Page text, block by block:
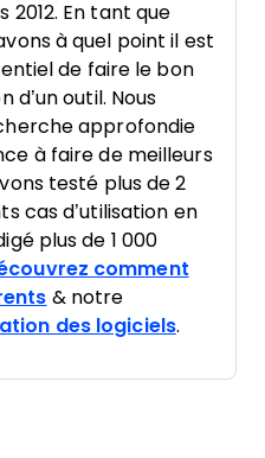
2012. En tant que
à quel point il est
de faire le bon
d’un outil. Nous
approfondie
à faire de meilleurs
testé plus de 2
cas d’utilisation en
plus de 1 000
comment
& notre
des logiciels.